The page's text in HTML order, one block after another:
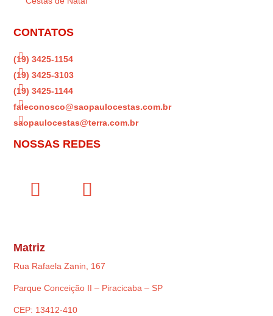
CONTATOS

(19) 3425-1154

(19) 3425-3103

(19) 3425-1144

faleconosco@saopaulocestas.com.br

saopaulocestas@terra.com.br
NOSSAS REDES
Matriz
Rua Rafaela Zanin, 167
Parque Conceição II – Piracicaba – SP
CEP: 13412-410